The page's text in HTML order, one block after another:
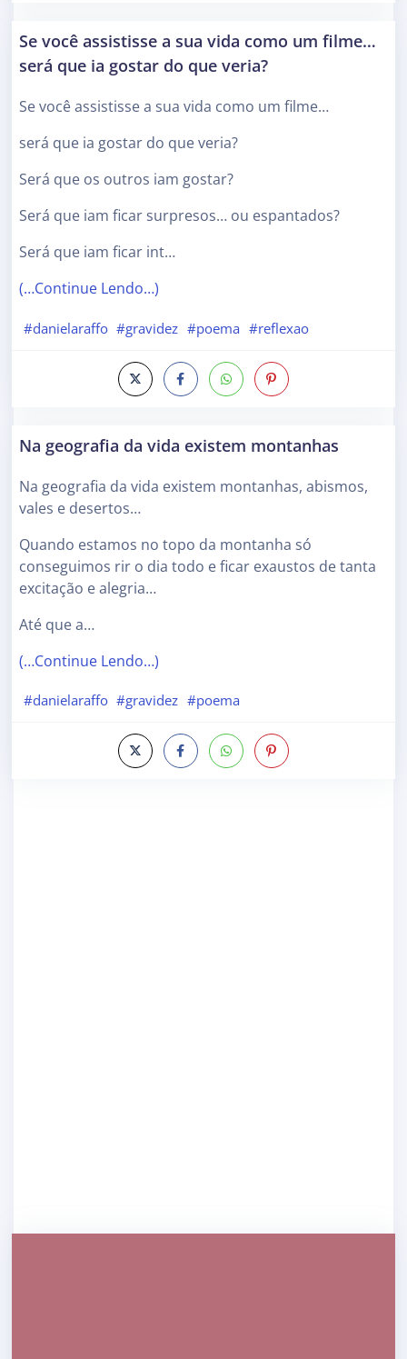
Se você assistisse a sua vida como um filme…
será que ia gostar do que veria?
Se você assistisse a sua vida como um filme…
será que ia gostar do que veria?
Será que os outros iam gostar?
Será que iam ficar surpresos… ou espantados?
Será que iam ficar int…
(…Continue Lendo…)
#danielaraffo #gravidez #poema #reflexao
Na geografia da vida existem montanhas
Na geografia da vida existem montanhas, abismos,
vales e desertos…
Quando estamos no topo da montanha só
conseguimos rir o dia todo e ficar exaustos de tanta
excitação e alegria…
Até que a…
(…Continue Lendo…)
#danielaraffo #gravidez #poema